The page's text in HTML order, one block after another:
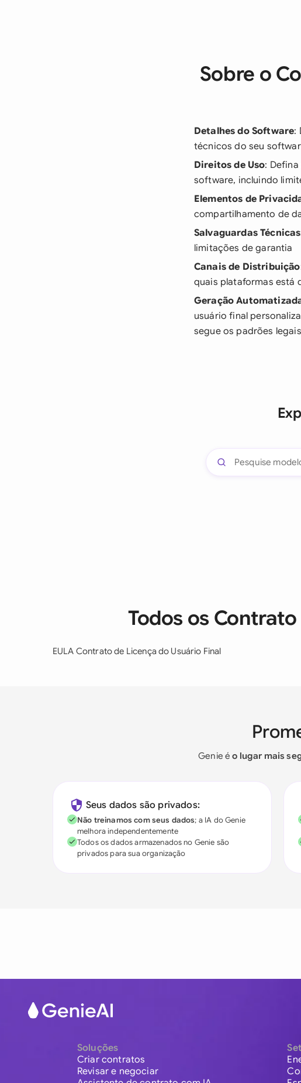
Sobre o
Detalhes do Software:
técnicos do seu
Direitos de Uso:
software, incluindo
Elementos de
compartilhamento de
Salvaguardas Técnicas
limitações de garantia
Canais de Distribuição
quais plataformas está
Geração
usuário final
segue os padrões
Todos os
EULA Contrato de Licença do Usuário Final
Genie éo lugar mais
Seus dados são privados:
Não treinamos com seus dados; a IA do Genie
melhora independentemente
Todos os dados armazenados no Genie são
privados para sua organização
Soluções
Criar contratos
Revisar e negociar